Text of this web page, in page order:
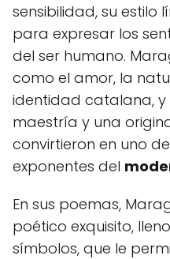
sensibilidad, su estilo
para expresar los
del ser humano.
como el amor, la
identidad catalana, y
maestría y una
convirtieron en uno
exponentes del
En sus poemas,
poético exquisito,
símbolos, que le